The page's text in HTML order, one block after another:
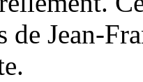
de Jean-